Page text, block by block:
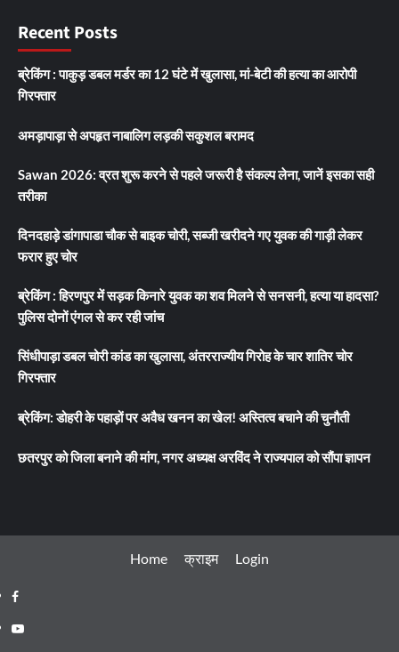
Recent Posts
ब्रेकिंग : पाकुड़ डबल मर्डर का 12 घंटे में खुलासा, मां-बेटी की हत्या का आरोपी
गिरफ्तार
अमड़ापाड़ा से अपहृत नाबालिग लड़की सकुशल बरामद
Sawan 2026: व्रत शुरू करने से पहले जरूरी है संकल्प लेना, जानें इसका सही
तरीका
दिनदहाड़े डांगापाडा चौक से बाइक चोरी, सब्जी खरीदने गए युवक की गाड़ी लेकर
फरार हुए चोर
ब्रेकिंग : हिरणपुर में सड़क किनारे युवक का शव मिलने से सनसनी, हत्या या हादसा?
पुलिस दोनों एंगल से कर रही जांच
सिंधीपाड़ा डबल चोरी कांड का खुलासा, अंतरराज्यीय गिरोह के चार शातिर चोर
गिरफ्तार
ब्रेकिंग: डोहरी के पहाड़ों पर अवैध खनन का खेल! अस्तित्व बचाने की चुनौती
छतरपुर को जिला बनाने की मांग, नगर अध्यक्ष अरविंद ने राज्यपाल को सौंपा ज्ञापन
Home क्राइम Login
Facebook
Youtube